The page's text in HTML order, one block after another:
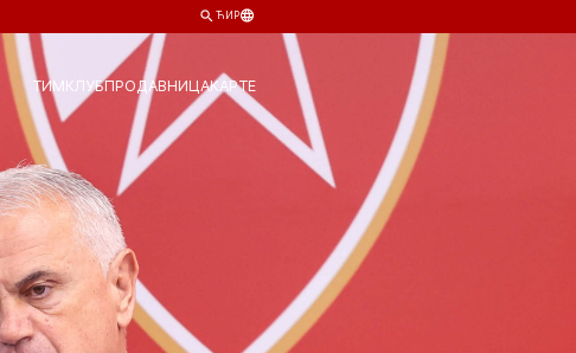
ЋИР
ТИМКЛУБПРОДАВНИЦАКАРТЕ